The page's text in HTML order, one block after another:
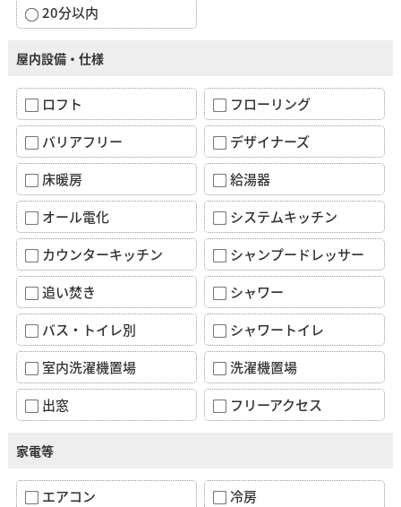
20分以内
屋内設備・仕様
ロフト
フローリング
バリアフリー
デザイナーズ
床暖房
給湯器
オール電化
システムキッチン
カウンターキッチン
シャンプードレッサー
追い焚き
シャワー
バス・トイレ別
シャワートイレ
室内洗濯機置場
洗濯機置場
出窓
フリーアクセス
家電等
エアコン
冷房